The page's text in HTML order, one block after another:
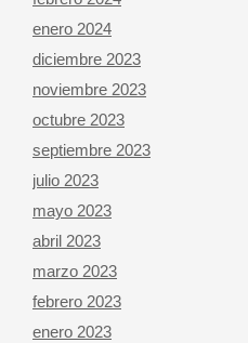
enero 2024
diciembre 2023
noviembre 2023
octubre 2023
septiembre 2023
julio 2023
mayo 2023
abril 2023
marzo 2023
febrero 2023
enero 2023